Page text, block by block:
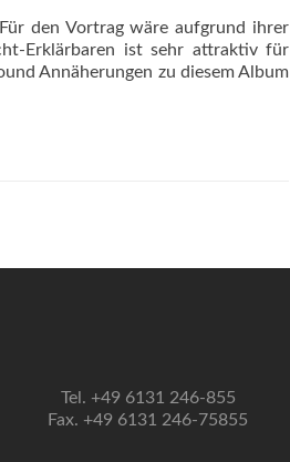
den Vortrag wäre aufgrund ihrer
Erklärbaren ist sehr attraktiv für
Annäherungen zu diesem Album
Tel. +49 6131 246-855
Fax. +49 6131 246-75855